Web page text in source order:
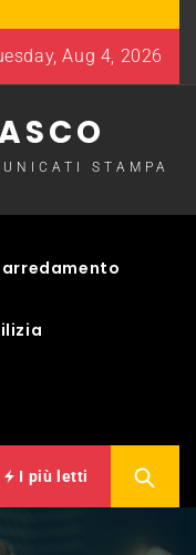
Aug 4, 2026
STAMPA
arredamento
I più letti